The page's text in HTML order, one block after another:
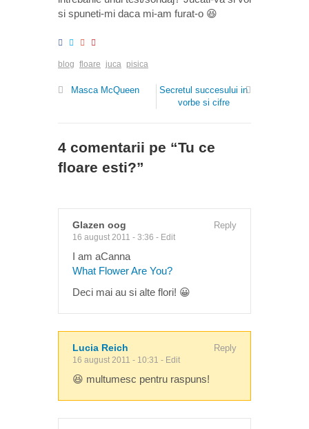
si spuneti-mi daca mi-am furat-o 😆
blog floare juca pisica
Masca McQueen
Secretul succesului in
vorbe si cifre
4 comentarii pe “Tu ce
floare esti?”
Glazen oog
16 august 2011 - 3:36 - Edit
Reply
I am aCanna
What Flower Are You?
Deci mai au si alte flori! 😀
Lucia Reich
16 august 2011 - 10:31 - Edit
Reply
😆 multumesc pentru raspuns!